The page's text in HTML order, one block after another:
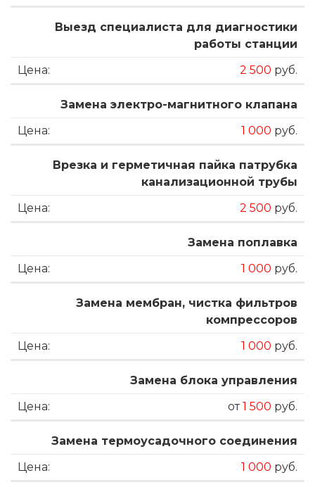
Выезд специалиста для диагностики
работы станции
2 500 руб.
Замена электро-магнитного клапана
1 000 руб.
Врезка и герметичная пайка патрубка
канализационной трубы
2 500 руб.
Замена поплавка
1 000 руб.
Замена мембран, чистка фильтров
компрессоров
1 000 руб.
Замена блока управления
от1 500 руб.
Замена термоусадочного соединения
1 000 руб.